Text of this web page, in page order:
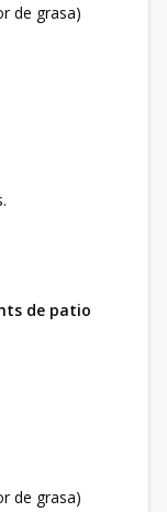
de grasa)
de patio
de grasa)